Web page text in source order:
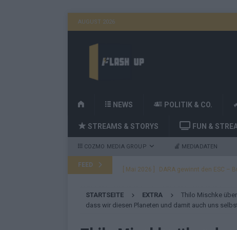
AUGUST 2026
H
M
E
NEWS POLITIK & CO.
STREAMS & STORYS FUN &
COZMO MEDIA GROUP MEDIADATEN
FEED [ Mai 2026 ] DARA gewinnt den ESC
JJ, Lordi, Verka
STARTSEITE EXTRA
Thilo Mischke
dass wir diesen Planeten und damit auch uns